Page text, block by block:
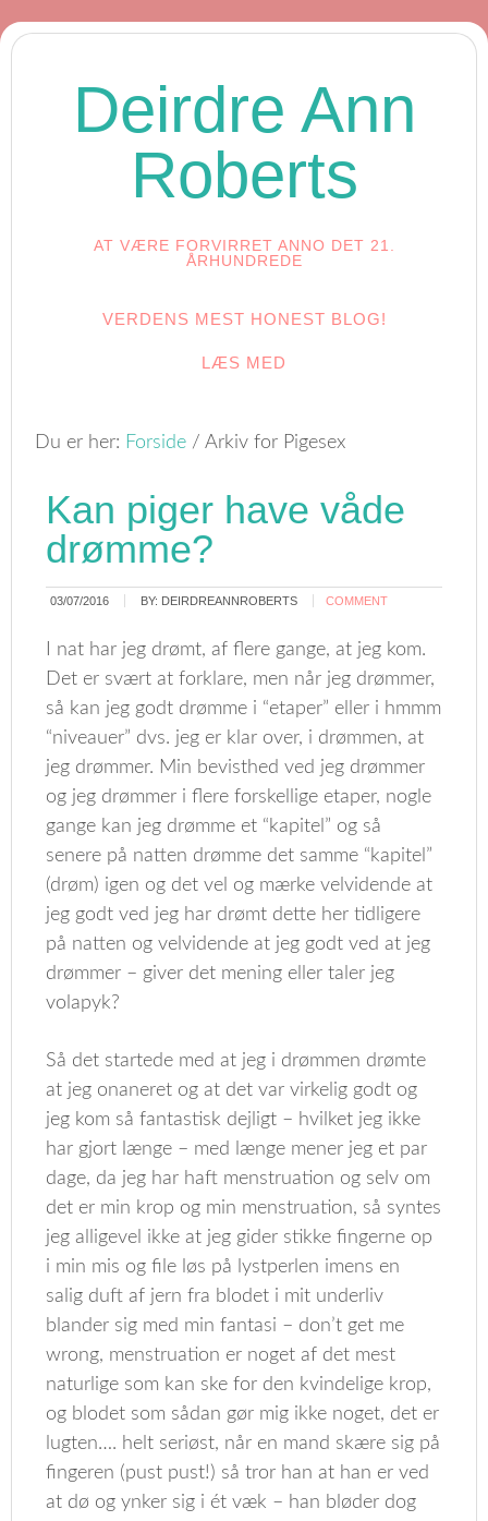
Deirdre Ann
Roberts
AT VÆRE FORVIRRET ANNO DET 21.
ÅRHUNDREDE
VERDENS MEST HONEST BLOG!
LÆS MED
Du er her: Forside / Arkiv for Pigesex
Kan piger have våde
drømme?
03/07/2016 BY: DEIRDREANNROBERTS COMMENT
I nat har jeg drømt, af flere gange, at jeg kom.
Det er svært at forklare, men når jeg drømmer,
så kan jeg godt drømme i “etaper” eller i hmmm
“niveauer” dvs. jeg er klar over, i drømmen, at
jeg drømmer. Min bevisthed ved jeg drømmer
og jeg drømmer i flere forskellige etaper, nogle
gange kan jeg drømme et “kapitel” og så
senere på natten drømme det samme “kapitel”
(drøm) igen og det vel og mærke velvidende at
jeg godt ved jeg har drømt dette her tidligere
på natten og velvidende at jeg godt ved at jeg
drømmer – giver det mening eller taler jeg
volapyk?
Så det startede med at jeg i drømmen drømte
at jeg onaneret og at det var virkelig godt og
jeg kom så fantastisk dejligt – hvilket jeg ikke
har gjort længe – med længe mener jeg et par
dage, da jeg har haft menstruation og selv om
det er min krop og min menstruation, så syntes
jeg alligevel ikke at jeg gider stikke fingerne op
i min mis og file løs på lystperlen imens en
salig duft af jern fra blodet i mit underliv
blander sig med min fantasi – don’t get me
wrong, menstruation er noget af det mest
naturlige som kan ske for den kvindelige krop,
og blodet som sådan gør mig ikke noget, det er
lugten…. helt seriøst, når en mand skære sig på
fingeren (pust pust!) så tror han at han er ved
at dø og ynker sig i ét væk – han bløder dog